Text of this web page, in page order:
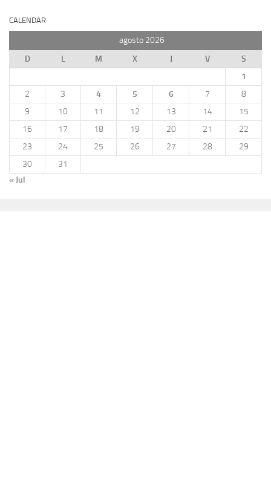
CALENDAR
agosto 2026
D
L M X J V
S
1
2
3 4 5 6 7
8
9
10 11 12 13 14
15
16
17 18 19 20 21
22
23
24 25 26 27 28
29
30
31
« Jul